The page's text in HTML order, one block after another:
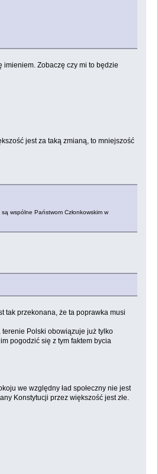
imieniem. Zobaczę czy mi to będzie
jest za taką zmianą, to mniejszość
wspólne Państwom Członkowskim w
tak przekonana, że ta poprawka musi
terenie Polski obowiązuje już tylko
pogodzić się z tym faktem bycia
we względny ład społeczny nie jest
Konstytucji przez większość jest złe.